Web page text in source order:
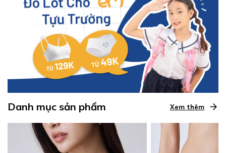
Danh mục sản phẩm Xem thêm